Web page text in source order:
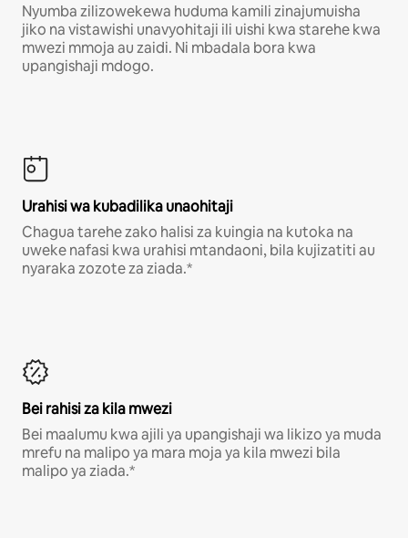
Nyumba zilizowekewa huduma kamili zinajumuisha
jiko na vistawishi unavyohitaji ili uishi kwa starehe kwa
mwezi mmoja au zaidi. Ni mbadala bora kwa
upangishaji mdogo.
Urahisi wa kubadilika unaohitaji
Chagua tarehe zako halisi za kuingia na kutoka na
uweke nafasi kwa urahisi mtandaoni, bila kujizatiti au
nyaraka zozote za ziada.*
Bei rahisi za kila mwezi
Bei maalumu kwa ajili ya upangishaji wa likizo ya muda
mrefu na malipo ya mara moja ya kila mwezi bila
malipo ya ziada.*